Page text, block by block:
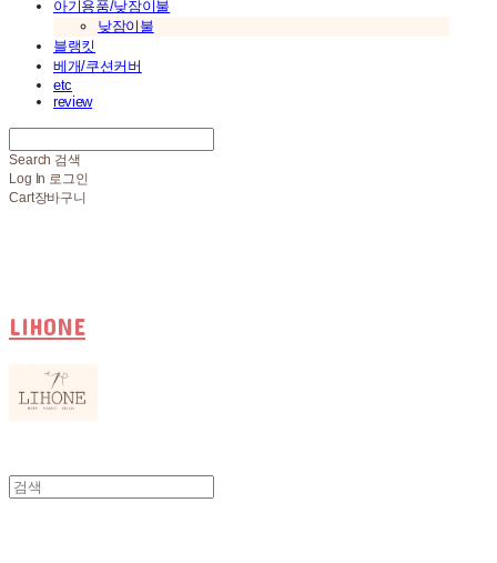
아기용품/낮잠이불
낮잠이불
블랭킷
베개/쿠션커버
etc
review
Search 검색
Log In 로그인
Cart장바구니
LIHONE